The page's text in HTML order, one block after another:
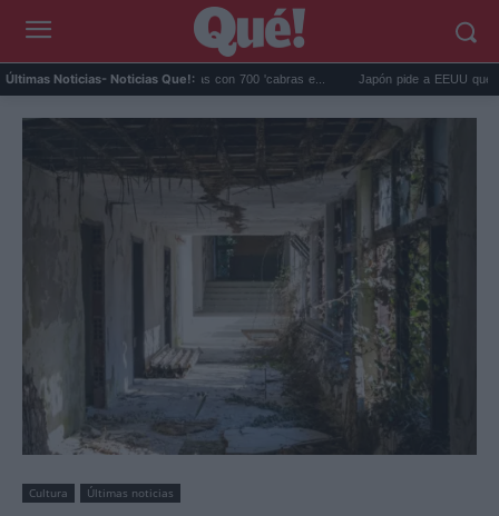
Últimas Noticias- Noticias Que!:
eliminó 140.000 cabras con 700 'cabras e... Japón pide a EEUU que deje de
Cultura Últimas noticias